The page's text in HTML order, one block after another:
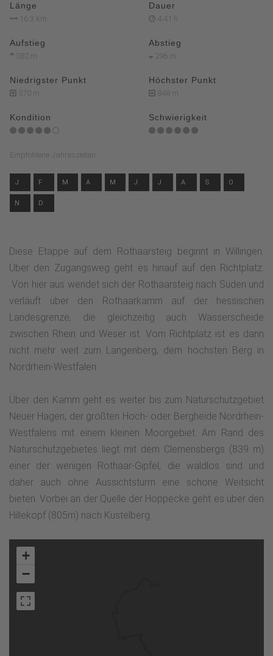
Länge
16.3 km
Dauer
4:41 h
Aufstieg
382 m
Abstieg
296 m
Niedrigster Punkt
570 m
Höchster Punkt
848 m
Kondition Schwierigkeit
Empfohlene Jahreszeiten
J F M A M J J A S O
N D
Diese Etappe auf dem Rothaarsteig beginnt in Willingen.
Über den Zugangsweg geht es hinauf auf den Richtplatz.
Von hier aus wendet sich der Rothaarsteig nach Süden und
verläuft über den Rothaarkamm auf der hessischen
Landesgrenze, die gleichzeitig auch Wasserscheide
zwischen Rhein und Weser ist. Vom Richtplatz ist es dann
nicht mehr weit zum Langenberg, dem höchsten Berg in
Nordrhein-Westfalen.
Über den Kamm geht es weiter bis zum Naturschutzgebiet
Neuer Hagen, der größten Hoch- oder Bergheide Nordrhein-
Westfalens mit einem kleinen Moorgebiet. Am Rand des
Naturschutzgebietes liegt mit dem Clemensbergs (839 m)
einer der wenigen Rothaar-Gipfel, die waldlos sind und
daher auch ohne Aussichtsturm eine schöne Weitsicht
bieten. Vorbei an der Quelle der Hoppecke geht es über den
Hillekopf (805m) nach Küstelberg.
+
−